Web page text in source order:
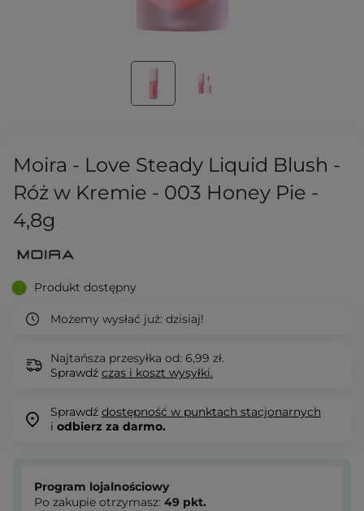
Moira - Love Steady Liquid Blush -
Róż w Kremie - 003 Honey Pie -
4,8g
Produkt dostępny
Możemy wysłać już: dzisiaj!
Najtańsza przesyłka od: 6,99 zł.
Sprawdź czas i koszt wysyłki.
Sprawdź dostępność w punktach stacjonarnych
i odbierz za darmo.
Program lojalnościowy
Po zakupie otrzymasz: 49 pkt.